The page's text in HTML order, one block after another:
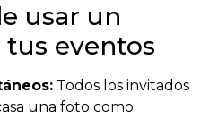
usar un
eventos
Todos los invitados
una foto como